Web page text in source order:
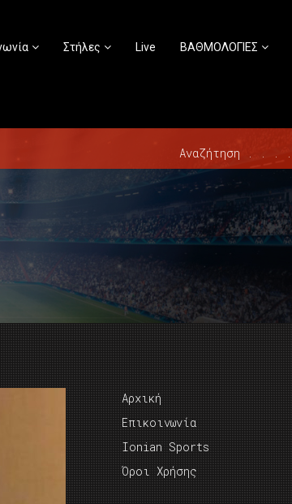
Στήλες Live ΒΑΘΜΟΛΟΓΙΕΣ
Αρχική
Επικοινωνία
Ionian Sports
Όροι Χρήσης